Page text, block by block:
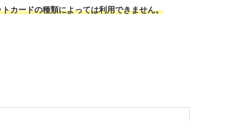
カードの種類によっては利用できません。